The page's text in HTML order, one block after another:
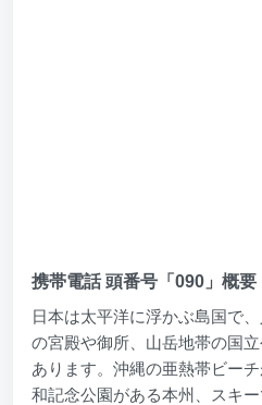
携帯電話 頭番号「090」概要
日本は太平洋に浮かぶ島国で
の宮殿や御所、山岳地帯の国
あります。沖縄の亜熱帯ビー
和記念公園がある本州、スキ